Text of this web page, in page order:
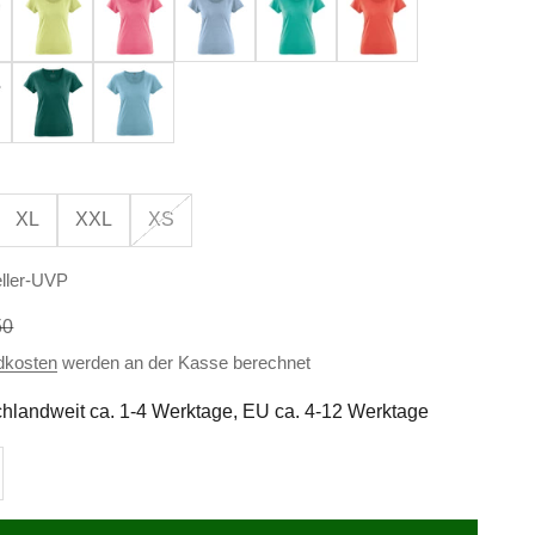
Spruce Wave
XL XXL XS
UVP
Preis
werden an der Kasse berechnet
ca. 1-4 Werktage, EU ca. 4-12 Werktage